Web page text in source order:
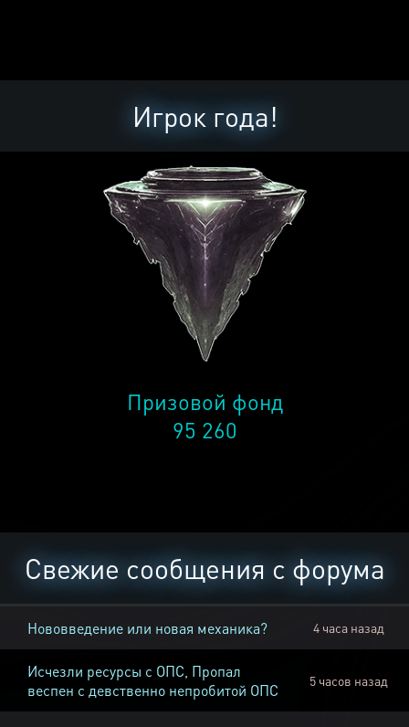
Игрок года!
Призовой фонд
95 260
Свежие сообщения с форума
Нововведение или новая механика? 4 часа назад
Исчезли ресурсы с ОПС, Пропал
веспен с девственно непробитой ОПС
5 часов назад